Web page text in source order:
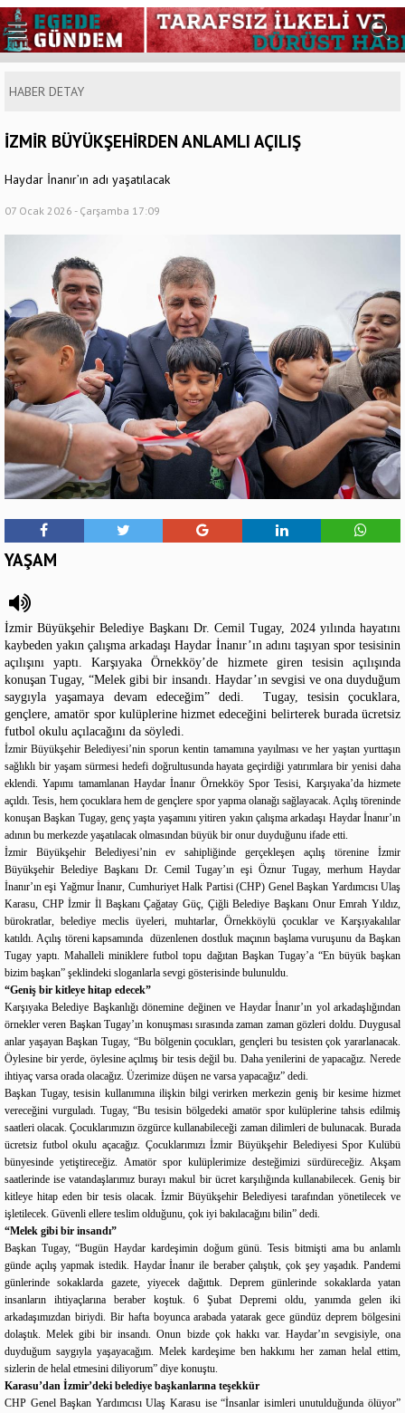
HABER DETAY
İZMİR BÜYÜKŞEHİRDEN ANLAMLI AÇILIŞ
Haydar İnanır’ın adı yaşatılacak
07 Ocak 2026 - Çarşamba 17:09
YAŞAM
İzmir Büyükşehir Belediye Başkanı Dr. Cemil Tugay, 2024 yılında hayatını
kaybeden yakın çalışma arkadaşı Haydar İnanır’ın adını taşıyan spor tesisinin
açılışını yaptı. Karşıyaka Örnekköy’de hizmete giren tesisin açılışında
konuşan Tugay, “Melek gibi bir insandı. Haydar’ın sevgisi ve ona duyduğum
saygıyla yaşamaya devam edeceğim” dedi. Tugay, tesisin çocuklara,
gençlere, amatör spor kulüplerine hizmet edeceğini belirterek burada ücretsiz
futbol okulu açılacağını da söyledi.
İzmir Büyükşehir Belediyesi’nin sporun kentin tamamına yayılması ve her yaştan yurttaşın
sağlıklı bir yaşam sürmesi hedefi doğrultusunda hayata geçirdiği yatırımlara bir yenisi daha
eklendi. Yapımı tamamlanan Haydar İnanır Örnekköy Spor Tesisi, Karşıyaka’da hizmete
açıldı. Tesis, hem çocuklara hem de gençlere spor yapma olanağı sağlayacak. Açılış töreninde
konuşan Başkan Tugay, genç yaşta yaşamını yitiren yakın çalışma arkadaşı Haydar İnanır’ın
adının bu merkezde yaşatılacak olmasından büyük bir onur duyduğunu ifade etti.
İzmir Büyükşehir Belediyesi’nin ev sahipliğinde gerçekleşen açılış törenine İzmir
Büyükşehir Belediye Başkanı Dr. Cemil Tugay’ın eşi Öznur Tugay, merhum Haydar
İnanır’ın eşi Yağmur İnanır, Cumhuriyet Halk Partisi (CHP) Genel Başkan Yardımcısı Ulaş
Karasu, CHP İzmir İl Başkanı Çağatay Güç, Çiğli Belediye Başkanı Onur Emrah Yıldız,
bürokratlar, belediye meclis üyeleri, muhtarlar, Örnekköylü çocuklar ve Karşıyakalılar
katıldı. Açılış töreni kapsamında düzenlenen dostluk maçının başlama vuruşunu da Başkan
Tugay yaptı. Mahalleli miniklere futbol topu dağıtan Başkan Tugay’a “En büyük başkan
bizim başkan” şeklindeki sloganlarla sevgi gösterisinde bulunuldu.
“Geniş bir kitleye hitap edecek”
Karşıyaka Belediye Başkanlığı dönemine değinen ve Haydar İnanır’ın yol arkadaşlığından
örnekler veren Başkan Tugay’ın konuşması sırasında zaman zaman gözleri doldu. Duygusal
anlar yaşayan Başkan Tugay, “Bu bölgenin çocukları, gençleri bu tesisten çok yararlanacak.
Öylesine bir yerde, öylesine açılmış bir tesis değil bu. Daha yenilerini de yapacağız. Nerede
ihtiyaç varsa orada olacağız. Üzerimize düşen ne varsa yapacağız” dedi.
Başkan Tugay, tesisin kullanımına ilişkin bilgi verirken merkezin geniş bir kesime hizmet
vereceğini vurguladı. Tugay, “Bu tesisin bölgedeki amatör spor kulüplerine tahsis edilmiş
saatleri olacak. Çocuklarımızın özgürce kullanabileceği zaman dilimleri de bulunacak. Burada
ücretsiz futbol okulu açacağız. Çocuklarımızı İzmir Büyükşehir Belediyesi Spor Kulübü
bünyesinde yetiştireceğiz. Amatör spor kulüplerimize desteğimizi sürdüreceğiz. Akşam
saatlerinde ise vatandaşlarımız burayı makul bir ücret karşılığında kullanabilecek. Geniş bir
kitleye hitap eden bir tesis olacak. İzmir Büyükşehir Belediyesi tarafından yönetilecek ve
işletilecek. Güvenli ellere teslim olduğunu, çok iyi bakılacağını bilin” dedi.
“Melek gibi bir insandı”
Başkan Tugay, “Bugün Haydar kardeşimin doğum günü. Tesis bitmişti ama bu anlamlı
günde açılış yapmak istedik. Haydar İnanır ile beraber çalıştık, çok şey yaşadık. Pandemi
günlerinde sokaklarda gazete, yiyecek dağıttık. Deprem günlerinde sokaklarda yatan
insanların ihtiyaçlarına beraber koştuk. 6 Şubat Depremi oldu, yanımda gelen iki
arkadaşımızdan biriydi. Bir hafta boyunca arabada yatarak gece gündüz deprem bölgesini
dolaştık. Melek gibi bir insandı. Onun bizde çok hakkı var. Haydar’ın sevgisiyle, ona
duyduğum saygıyla yaşayacağım. Melek kardeşime ben hakkımı her zaman helal ettim,
sizlerin de helal etmesini diliyorum” diye konuştu.
Karasu’dan İzmir’deki belediye başkanlarına teşekkür
CHP Genel Başkan Yardımcısı Ulaş Karasu ise “İnsanlar isimleri unutulduğunda ölüyor”